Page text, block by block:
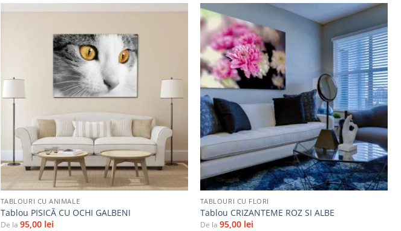
TABLOURI CU ANIMALE
Tablou PISICĂ CU OCHI GALBENI
De la 95,00 lei
Adaugă
la
favorite
+
TABLOURI CU FLORI
Tablou CRIZANTEME ROZ SI ALBE
De la 95,00 lei